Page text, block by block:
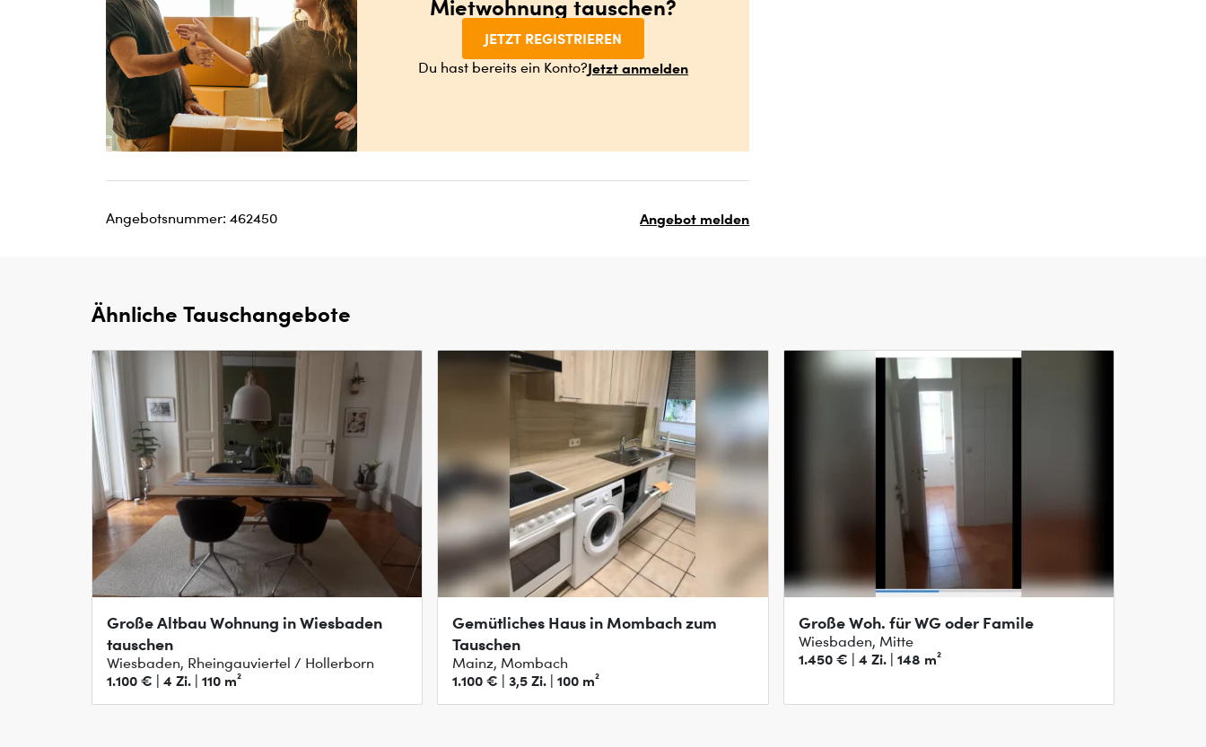
Mietwohnung tauschen?
JETZT REGISTRIEREN
Du hast bereits ein Konto?Jetzt anmelden
Angebotsnummer: 462450 Angebot melden
Ähnliche Tauschangebote
Große Altbau Wohnung in Wiesbaden
tauschen
Wiesbaden, Rheingauviertel / Hollerborn
1.100 € | 4 Zi. | 110 m²
Gemütliches Haus in Mombach zum
Tauschen
Mainz, Mombach
1.100 € | 3,5 Zi. | 100 m²
Große Woh. für WG oder Famile
Wiesbaden, Mitte
1.450 € | 4 Zi. | 148 m²